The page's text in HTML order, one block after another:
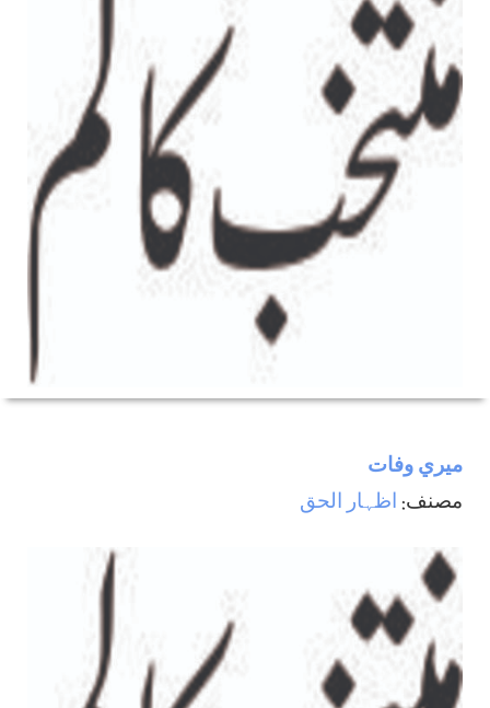
ميري وفات
مصنف: اظہار الحق